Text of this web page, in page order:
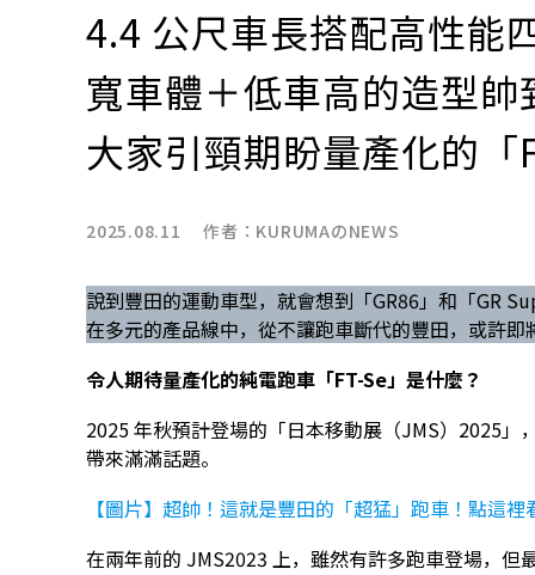
4.4 公尺車長搭配高性能
寬車體＋低車高的造型帥
大家引頸期盼量產化的
2025.08.11 作者： KURUMAのNEWS
說到豐田的運動車型，就會想到「GR86」和「GR
在多元的產品線中，從不讓跑車斷代的豐田，或許
令人期待量產化的純電跑車「FT-Se」是什麼？
2025 年秋預計登場的「日本移動展（JMS）2025
帶來滿滿話題。
【圖片】超帥！這就是豐田的「超猛」跑車！點這
在兩年前的 JMS2023 上，雖然有許多跑車登場，